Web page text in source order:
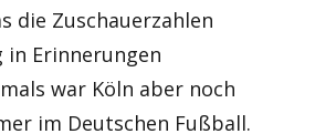
die Zuschauerzahlen
in Erinnerungen
war Köln aber noch
im Deutschen Fußball.